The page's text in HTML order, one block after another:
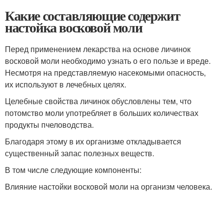
Какие составляющие содержит
настойка восковой моли
Перед применением лекарства на основе личинок
восковой моли необходимо узнать о его пользе и вреде.
Несмотря на представляемую насекомыми опасность,
их используют в лечебных целях.
Целебные свойства личинок обусловлены тем, что
потомство моли употребляет в больших количествах
продукты пчеловодства.
Благодаря этому в их организме откладывается
существенный запас полезных веществ.
В том числе следующие компоненты:
Влияние настойки восковой моли на организм человека.